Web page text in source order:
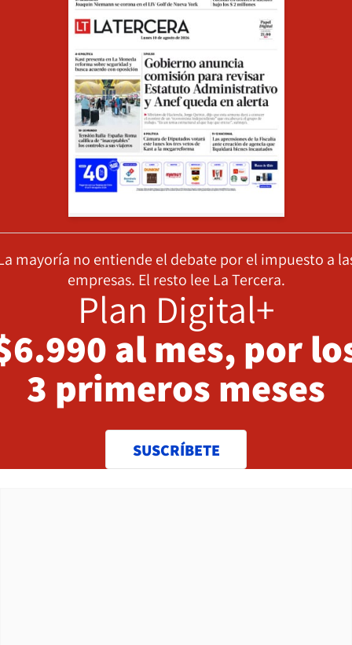
mayoría no entiende el debate por el impuesto a
empresas. El resto lee La Tercera.
Plan Digital+
al mes, por
3 primeros meses
SUSCRÍBETE